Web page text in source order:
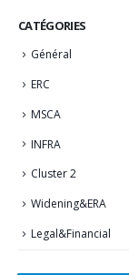
CATÉGORIES
Général
ERC
MSCA
INFRA
Cluster 2
Widening&ERA
Legal&Financial